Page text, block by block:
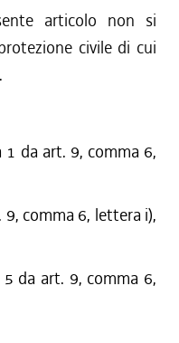
articolo non si
civile di cui
.
da art. 9, comma 6,
comma 6, lettera i),
da art. 9, comma 6,